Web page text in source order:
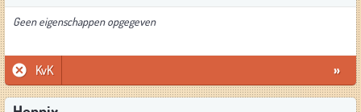
Geen eigenschappen opgegeven
KvK »